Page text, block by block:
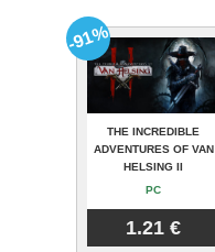
THE INCREDIBLE
ADVENTURES OF VAN
HELSING II
PC
1.21 €
-91%